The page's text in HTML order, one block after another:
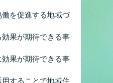
を促進する地域づ
果が期待できる事
果が期待できる事
することで地域住